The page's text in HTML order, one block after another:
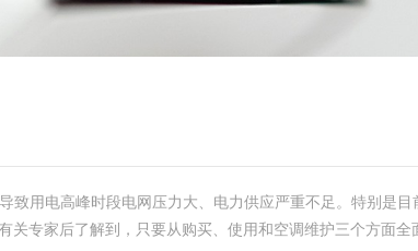
致用电高峰时段电网压力大、电力供应严重不足。特别是
专家后了解到，只要从购买、使用和空调维护三个方面全